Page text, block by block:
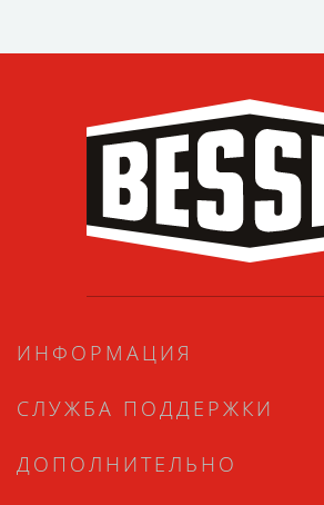
ИНФОРМАЦИЯ
СЛУЖБА ПОДДЕРЖКИ
ДОПОЛНИТЕЛЬНО